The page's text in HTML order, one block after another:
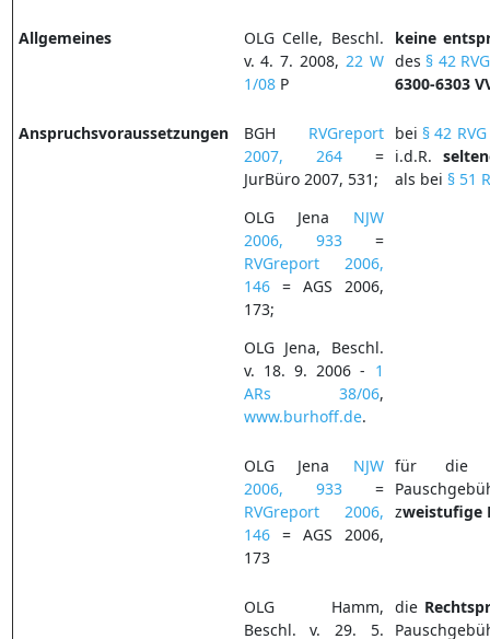
Allgemeines
OLG Celle, Beschl.
v. 4. 7. 2008, 22 W
1/08P
keine
des § 42 RVG
6300-6303
Anspruchsvoraussetzungen BGH RVGreport
2007, 264=
JurBüro 2007, 531;
OLG Jena NJW
2006, 933=
RVGreport 2006,
146= AGS 2006,
173;
OLG Jena, Beschl.
v. 18. 9. 2006 - 1
ARs 38/06,
www.burhoff.de.
bei § 42 RVG
i.d.R.
als bei § 51
OLG Jena NJW
2006, 933=
RVGreport 2006,
146= AGS 2006,
173
für die
zweistufige
OLG Hamm,
Beschl. v. 29. 5.
die